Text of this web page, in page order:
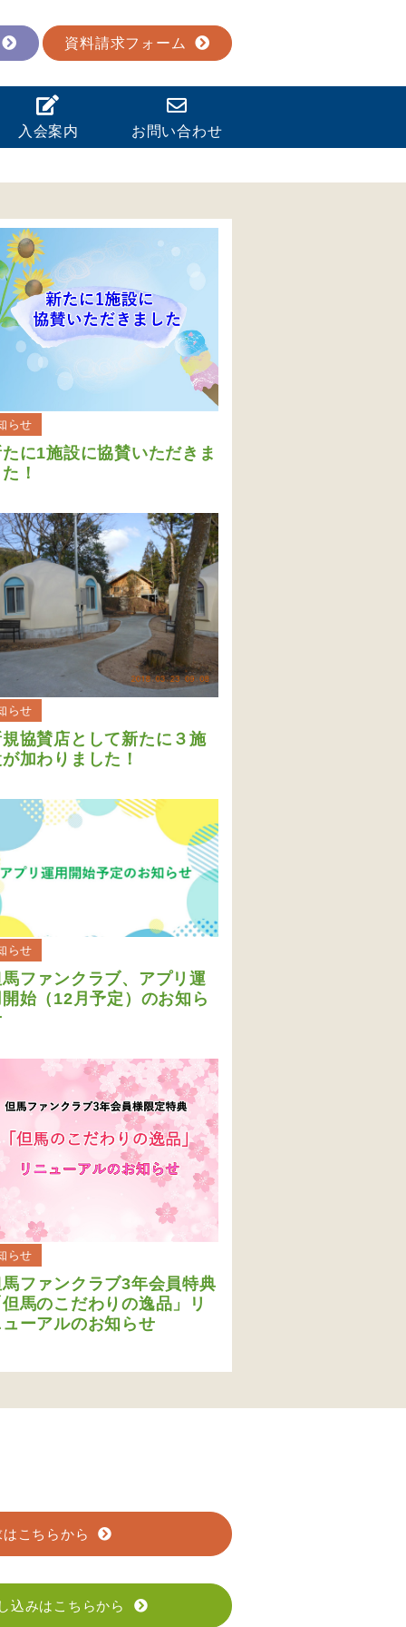
資料請求フォーム
入会案内 お問い合わせ
らせ
に1施設に協賛いただきま
！
らせ
協賛店として新たに３施
加わりました！
らせ
ファンクラブ、アプリ運
始（12月予定）のお知ら
らせ
ファンクラブ3年会員特典
馬のこだわりの逸品」リ
ーアルのお知らせ
こちらから
込みはこちらから